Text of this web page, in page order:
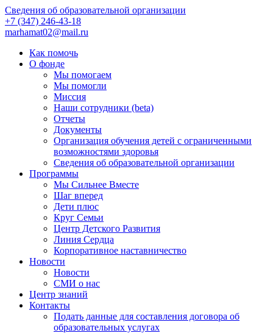
Сведения об образовательной организации
+7 (347) 246-43-18
marhamat02@mail.ru
Как помочь
О фонде
Мы помогаем
Мы помогли
Миссия
Наши сотрудники (beta)
Отчеты
Документы
Организация обучения детей с ограниченными
возможностями здоровья
Сведения об образовательной организации
Программы
Мы Сильнее Вместе
Шаг вперед
Дети плюс
Круг Семьи
Центр Детского Развития
Линия Сердца
Корпоративное наставничество
Новости
Новости
СМИ о нас
Центр знаний
Контакты
Подать данные для составления договора об
образовательных услугах